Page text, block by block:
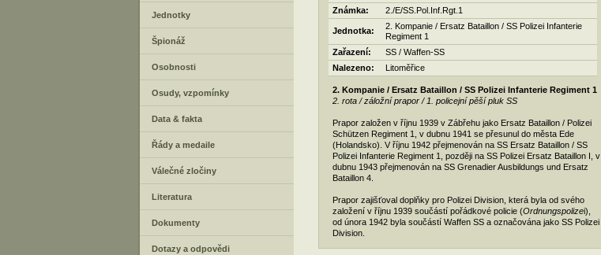
Známka: 2./E/SS.Pol.Inf.Rgt.1
Jednotka:
2. Kompanie / Ersatz Bataillon / SS Polizei Infanterie
Regiment 1
Zařazení:
SS / Waffen-SS
Nalezeno:
Litoměřice
2. Kompanie / Ersatz Bataillon / SS Polizei Infanterie Regiment 1
2. rota / záložní prapor / 1. policejní pěší pluk SS
Prapor založen v říjnu 1939 v Zábřehu jako Ersatz Bataillon / Polizei
Schützen Regiment 1, v dubnu 1941 se přesunul do města Ede
(Holandsko). V říjnu 1942 přejmenován na SS Ersatz Bataillon / SS
Polizei Infanterie Regiment 1, později na SS Polizei Ersatz Bataillon I, v
dubnu 1943 přejmenován na SS Grenadier Ausbildungs und Ersatz
Bataillon 4.
Prapor zajišťoval doplňky pro Polizei Division, která byla od svého
založení v říjnu 1939 součástí pořádkové policie (Ordnungspolizei),
od února 1942 byla součástí Waffen SS a označována jako SS Polizei
Division.
Jednotky
Špionáž
Osobnosti
Osudy, vzpomínky
Data & fakta
Řády a medaile
Válečné zločiny
Literatura
Dokumenty
Dotazy a odpovědi